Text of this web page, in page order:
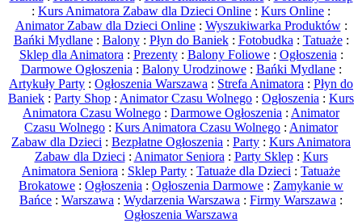
: Kurs Animatora Zabaw dla Dzieci Online : Kurs Online :
Animator Zabaw dla Dzieci Online: Wyszukiwarka Produktów:
Bańki Mydlane: Balony: Płyn do Baniek: Fotobudka: Tatuaże:
Sklep dla Animatora: Prezenty: Balony Foliowe: Ogłoszenia:
Darmowe Ogłoszenia: Balony Urodzinowe: Bańki Mydlane:
Artykuły Party : Ogłoszenia Warszawa : Strefa Animatora : Płyn do
Baniek : Party Shop : Animator Czasu Wolnego : Ogłoszenia : Kurs
Animatora Czasu Wolnego : Darmowe Ogłoszenia : Animator
Czasu Wolnego : Kurs Animatora Czasu Wolnego : Animator
Zabaw dla Dzieci : Bezpłatne Ogłoszenia : Party : Kurs Animatora
Zabaw dla Dzieci: Animator Seniora: Party Sklep: Kurs
Animatora Seniora : Sklep Party : Tatuaże dla Dzieci : Tatuaże
Brokatowe : Ogłoszenia : Ogłoszenia Darmowe : Zamykanie w
Bańce : Warszawa : Wydarzenia Warszawa : Firmy Warszawa :
Ogłoszenia Warszawa